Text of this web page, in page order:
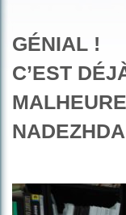
GÉNIAL !
C’EST
NADEZHDA